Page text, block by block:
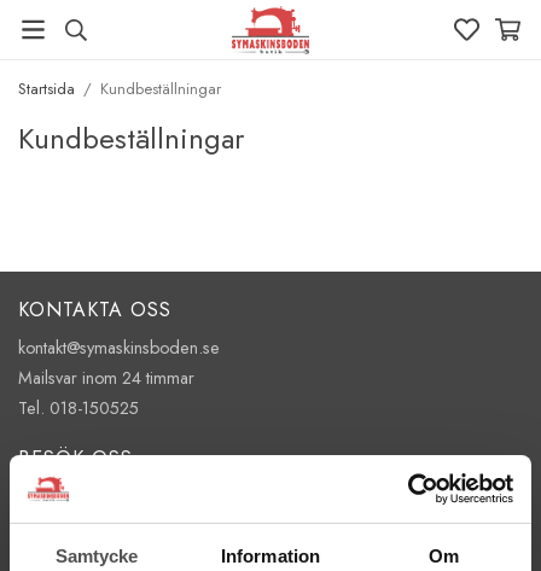
Samtycke Information Om
Startsida / Kundbeställningar
Kundbeställningar
KONTAKTA OSS
kontakt@symaskinsboden.se
Mailsvar inom 24 timmar
Tel. 018-150525
BESÖK OSS
Kungsgatan 70E, 753 41 Uppsala
ÖPPETTIDER